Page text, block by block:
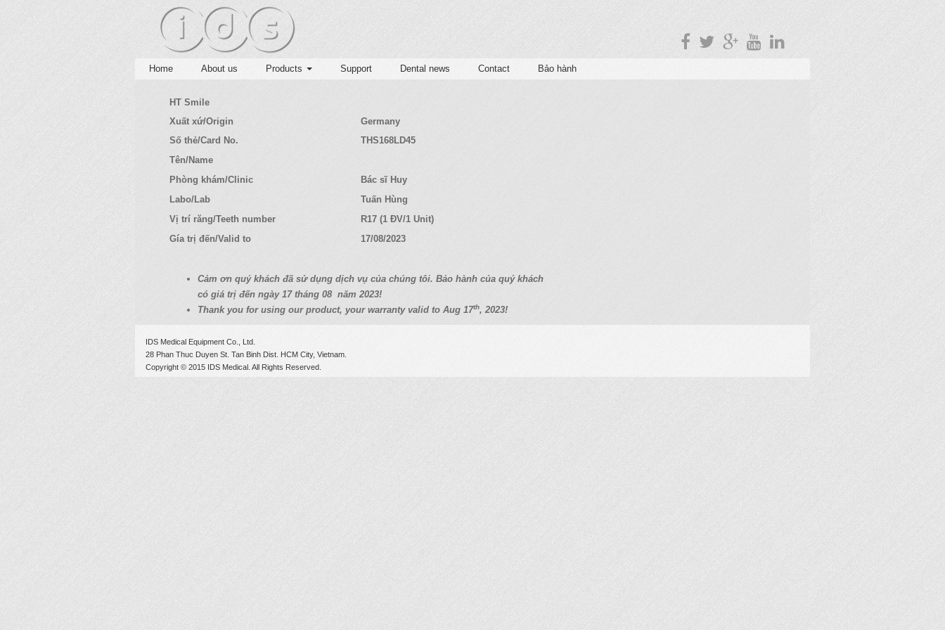
Home About us Products Support Dental news Contact Bảo hành
HT Smile
Xuất xứ/Origin
Germany
Số thẻ/Card No.
THS168LD45
Tên/Name
Phòng khám/Clinic
Bác sĩ Huy
Labo/Lab
Tuấn Hùng
Vị trí răng/Teeth number
R17 (1 ĐV/1 Unit)
Gía trị đến/Valid to
17/08/2023
Cảm ơn quý khách đã sử dụng dịch vụ của chúng tôi. Bảo hành của quý khách
có giá trị đến ngày 17tháng 08 năm 2023!
Thank you for using our product, your warranty valid to Aug 17th, 2023!
IDS Medical Equipment Co., Ltd.
28 Phan Thuc Duyen St. Tan Binh Dist. HCM City, Vietnam.
Copyright © 2015 IDS Medical. All Rights Reserved.